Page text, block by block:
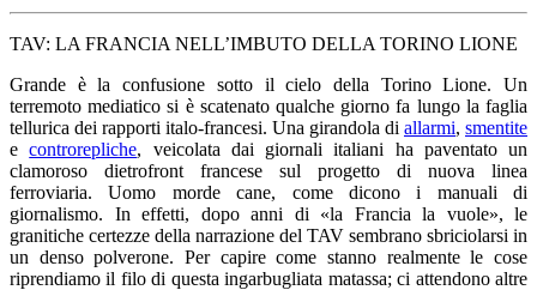
TAV: LA FRANCIA NELL’IMBUTO DELLA TORINO LIONE
Grande è la confusione sotto il cielo della Torino Lione. Un
terremoto mediatico si è scatenato qualche giorno fa lungo la faglia
tellurica dei rapporti italo-francesi. Una girandola di allarmi, smentite
econtrorepliche, veicolata dai giornali italiani ha paventato un
clamoroso dietrofront francese sul progetto di nuova linea
ferroviaria. Uomo morde cane, come dicono i manuali di
giornalismo. In effetti, dopo anni di «la Francia la vuole», le
granitiche certezze della narrazione del TAV sembrano sbriciolarsi in
un denso polverone. Per capire come stanno realmente le cose
riprendiamo il filo di questa ingarbugliata matassa; ci attendono altre